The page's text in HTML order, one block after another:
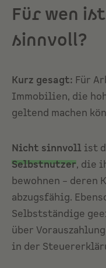
Für wen
sinnvoll?
Kurz gesagt: Für
Immobilien, die
geltend machen
Nicht sinnvoll ist
Selbstnutzer, die
bewohnen – deren
abzugsfähig.
Selbstständige
über
in der